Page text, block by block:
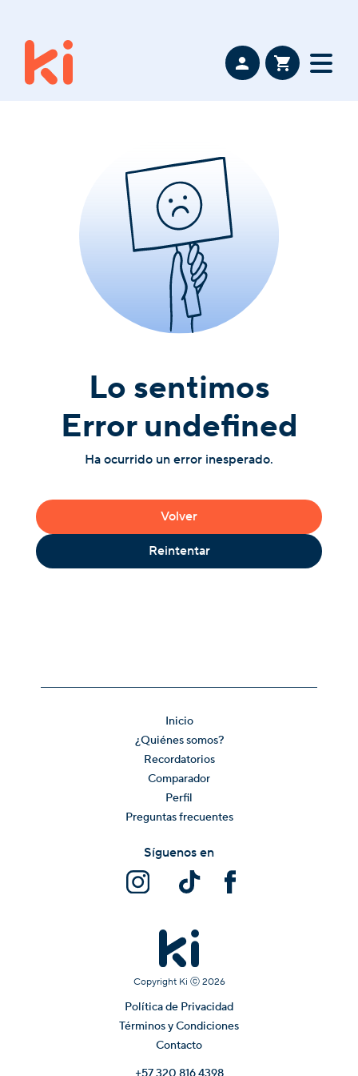
Lo sentimos
Error undefined
Ha ocurrido un error inesperado.
Volver
Reintentar
Inicio
¿Quiénes somos?
Recordatorios
Comparador
Perfil
Preguntas frecuentes
Copyright Ki ⓒ 2026
Política de Privacidad
Términos y Condiciones
Contacto
Síguenos en